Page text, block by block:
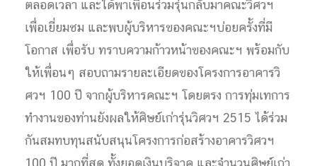
ตลอดเวลา และได้พาเพื่อนร่วมรุ่นกลับมาคณะวิศวฯ
เพื่อเยี่ยมชม และพบผู้บริหารของคณะฯบ่อยครั้งที่มี
โอกาส เพื่อรับ ทราบความก้าวหน้าของคณะฯ พร้อมกับ
ให้เพื่อนๆ สอบถามรายละเอียดของโครงการอาคารวิ
ศวฯ 100 ปี จากผู้บริหารคณะฯ โดยตรง การทุ่มเทการ
ทำงานของท่านยังผลให้ศิษย์เก่ารุ่นวิศวฯ 2515 ได้ร่วม
กันสมทบทุนสนับสนุนโครงการก่อสร้างอาคารวิศวฯ